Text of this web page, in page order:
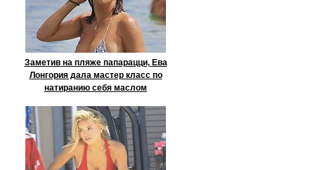
Заметив на пляже папарацци, Ева
Лонгория дала мастер класс по
натиранию себя маслом